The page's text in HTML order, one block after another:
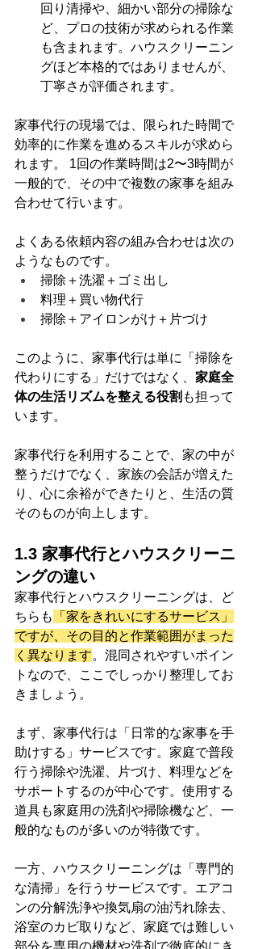
回り清掃や、細かい部分の掃除な
ど、プロの技術が求められる作業
も含まれます。ハウスクリーニン
グほど本格的ではありませんが、
丁寧さが評価されます。
家事代行の現場では、限られた時間で
効率的に作業を進めるスキルが求めら
れます。 1回の作業時間は2〜3時間が
一般的で、その中で複数の家事を組み
合わせて行います。
よくある依頼内容の組み合わせは次の
ようなものです。
掃除＋洗濯＋ゴミ出し
料理＋買い物代行
掃除＋アイロンがけ＋片づけ
このように、家事代行は単に「掃除を
代わりにする」だけではなく、 家庭全
体の生活リズムを整える役割 も担って
います。
家事代行を利用することで、家の中が
整うだけでなく、家族の会話が増えた
り、心に余裕ができたりと、生活の質
そのものが向上します。
1.3 家事代行とハウスクリーニ
ングの違い
家事代行とハウスクリーニングは、ど
ちらも
「家をきれいにするサービス」
ですが、その目的と作業範囲がまった
く異なります。混同されやすいポイン
トなので、ここでしっかり整理してお
きましょう。
まず、家事代行は「日常的な家事を手
助けする」サービスです。家庭で普段
行う掃除や洗濯、片づけ、料理などを
サポートするのが中心です。使用する
道具も家庭用の洗剤や掃除機など、一
般的なものが多いのが特徴です。
一方、ハウスクリーニングは「専門的
な清掃」を行うサービスです。エアコ
ンの分解洗浄や換気扇の油汚れ除去、
浴室のカビ取りなど、家庭では難しい
部分を専用の機材や洗剤で徹底的にき